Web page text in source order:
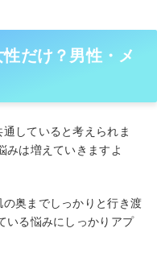
だけ？男性・メ
していると考えられま
みは増えていきますよ
奥までしっかりと行き渡
いる悩みにしっかりアプ